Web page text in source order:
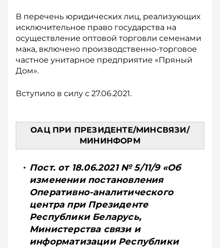
В перечень юридических лиц, реализующих
исключительное право государства на
осуществление оптовой торговли семенами
мака, включено производственно-торговое
частное унитарное предприятие «Пряный
Дом».
Вступило в силу с 27.06.2021.
ОАЦ ПРИ ПРЕЗИДЕНТЕ/МИНСВЯЗИ/
МИНИНФОРМ
Пост. от 18.06.2021 № 5/11/9 «Об
изменении постановления
Оперативно-аналитического
центра при Президенте
Республики Беларусь,
Министерства связи и
информатизации Республики